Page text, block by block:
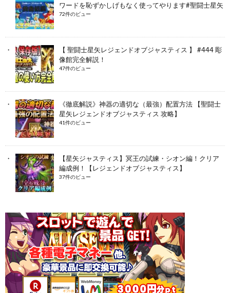
ワードを恥ずかしげもなく使ってやります#聖闘士星矢
72件のビュー
【 聖闘士星矢レジェンドオブジャスティス 】 #444 彫
像館完全解説！
47件のビュー
《徹底解説》神器の適切な（最強）配置方法 【聖闘士
星矢レジェンドオブジャスティス 攻略】
41件のビュー
【星矢ジャスティス】冥王の試練・シオン編！クリア
編成例！【レジェンドオブジャスティス】
37件のビュー